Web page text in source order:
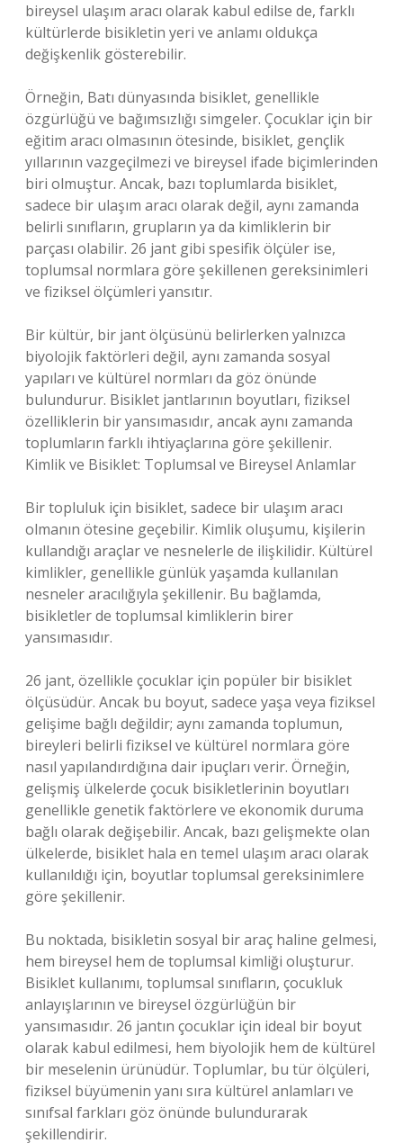
bireysel ulaşım aracı olarak kabul edilse de, farklı
kültürlerde bisikletin yeri ve anlamı oldukça
değişkenlik gösterebilir.
Örneğin, Batı dünyasında bisiklet, genellikle
özgürlüğü ve bağımsızlığı simgeler. Çocuklar için bir
eğitim aracı olmasının ötesinde, bisiklet, gençlik
yıllarının vazgeçilmezi ve bireysel ifade biçimlerinden
biri olmuştur. Ancak, bazı toplumlarda bisiklet,
sadece bir ulaşım aracı olarak değil, aynı zamanda
belirli sınıfların, grupların ya da kimliklerin bir
parçası olabilir. 26 jant gibi spesifik ölçüler ise,
toplumsal normlara göre şekillenen gereksinimleri
ve fiziksel ölçümleri yansıtır.
Bir kültür, bir jant ölçüsünü belirlerken yalnızca
biyolojik faktörleri değil, aynı zamanda sosyal
yapıları ve kültürel normları da göz önünde
bulundurur. Bisiklet jantlarının boyutları, fiziksel
özelliklerin bir yansımasıdır, ancak aynı zamanda
toplumların farklı ihtiyaçlarına göre şekillenir.
Kimlik ve Bisiklet: Toplumsal ve Bireysel Anlamlar
Bir topluluk için bisiklet, sadece bir ulaşım aracı
olmanın ötesine geçebilir. Kimlik oluşumu, kişilerin
kullandığı araçlar ve nesnelerle de ilişkilidir. Kültürel
kimlikler, genellikle günlük yaşamda kullanılan
nesneler aracılığıyla şekillenir. Bu bağlamda,
bisikletler de toplumsal kimliklerin birer
yansımasıdır.
26 jant, özellikle çocuklar için popüler bir bisiklet
ölçüsüdür. Ancak bu boyut, sadece yaşa veya fiziksel
gelişime bağlı değildir; aynı zamanda toplumun,
bireyleri belirli fiziksel ve kültürel normlara göre
nasıl yapılandırdığına dair ipuçları verir. Örneğin,
gelişmiş ülkelerde çocuk bisikletlerinin boyutları
genellikle genetik faktörlere ve ekonomik duruma
bağlı olarak değişebilir. Ancak, bazı gelişmekte olan
ülkelerde, bisiklet hala en temel ulaşım aracı olarak
kullanıldığı için, boyutlar toplumsal gereksinimlere
göre şekillenir.
Bu noktada, bisikletin sosyal bir araç haline gelmesi,
hem bireysel hem de toplumsal kimliği oluşturur.
Bisiklet kullanımı, toplumsal sınıfların, çocukluk
anlayışlarının ve bireysel özgürlüğün bir
yansımasıdır. 26 jantın çocuklar için ideal bir boyut
olarak kabul edilmesi, hem biyolojik hem de kültürel
bir meselenin ürünüdür. Toplumlar, bu tür ölçüleri,
fiziksel büyümenin yanı sıra kültürel anlamları ve
sınıfsal farkları göz önünde bulundurarak
şekillendirir.